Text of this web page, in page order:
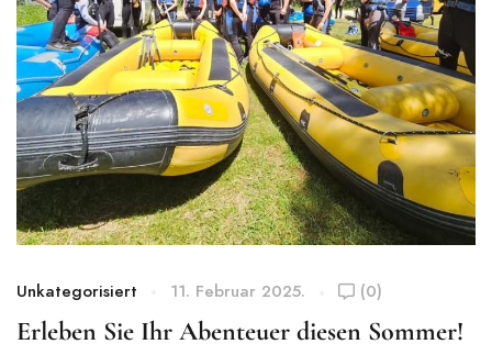
Unkategorisiert 11. Februar 2025. (0)
Erleben Sie Ihr Abenteuer diesen Sommer!